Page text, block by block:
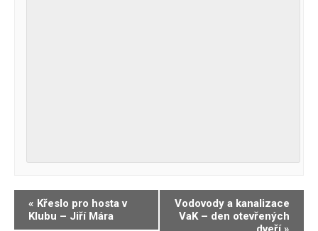
Navigace
pro
« Křeslo pro hosta v
Klubu – Jiří Mára
Vodovody a kanalizace
VaK – den otevřených